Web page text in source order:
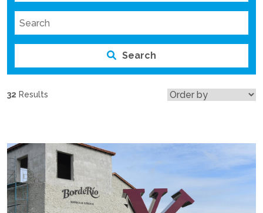
Search
32 Results